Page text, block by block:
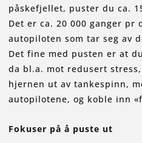
påskefjellet, puster du ca.
Det er ca. 20 000 ganger pr
autopiloten som tar seg av
Det fine med pusten er at
da bl.a. mot redusert
hjernen ut av tankespinn,
autopilotene, og koble inn
Fokuser på å puste ut